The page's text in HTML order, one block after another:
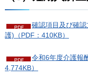
確認項目及び確
護)（PDF：410KB）
令和6年度介護報
4,774KB）